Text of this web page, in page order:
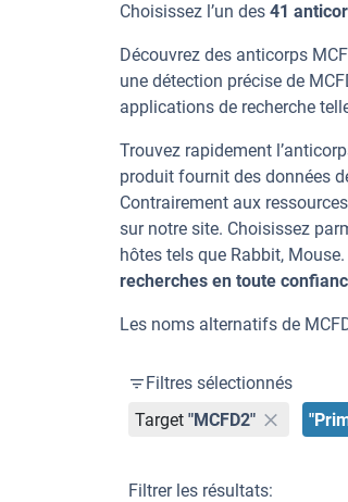
Choisissez l’un des 41
Découvrez des anticorps
une détection précise de
applications de recherche
Trouvez rapidement
produit fournit des données
Contrairement aux
sur notre site. Choisissez
hôtes tels que Rabbit, Mouse.
recherches en toute
Les noms alternatifs de
Filtres sélectionnés
Target "MCFD2"
Filtrer les résultats: